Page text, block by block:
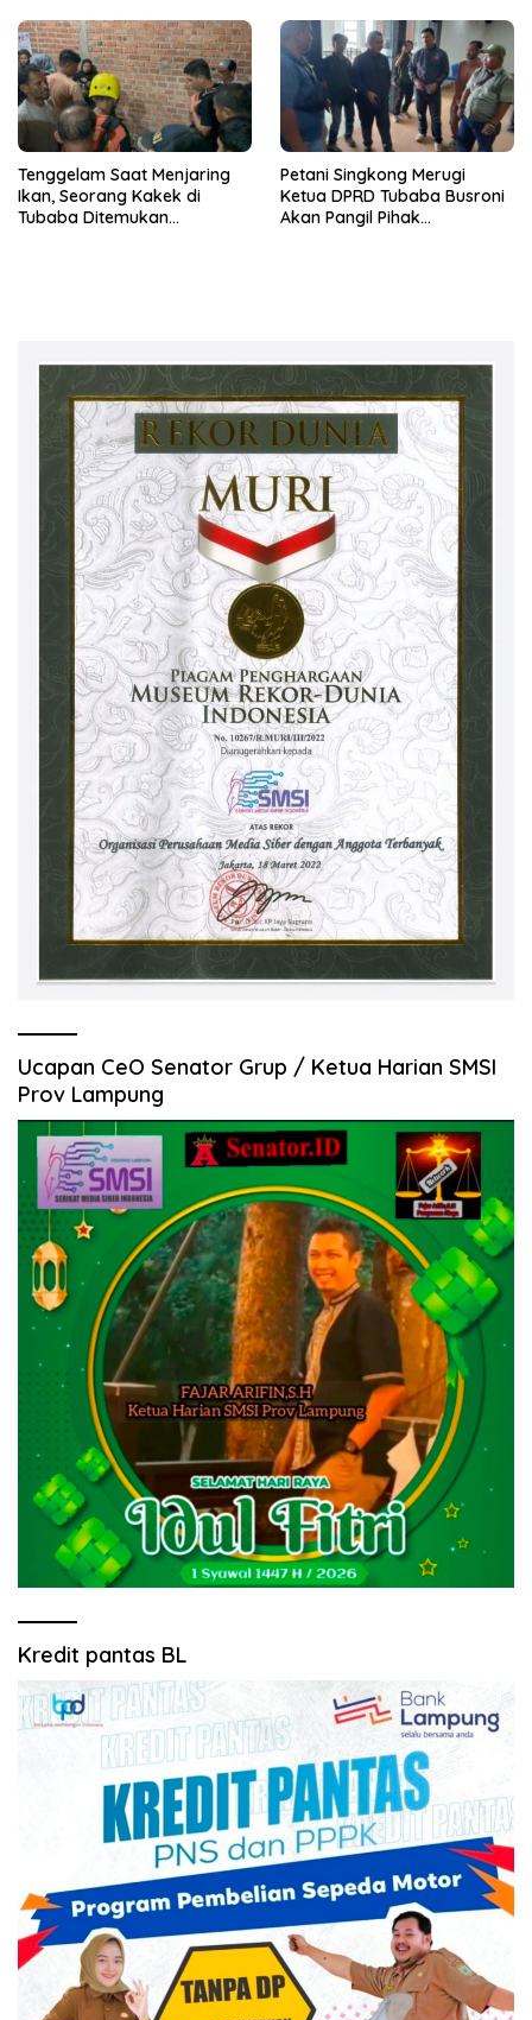
Tenggelam Saat Menjaring
Ikan, Seorang Kakek di
Tubaba Ditemukan
Petani Singkong Merugi
Ketua DPRD Tubaba Busroni
Akan Pangil Pihak
Ucapan CeO Senator Grup / Ketua Harian SMSI
Prov Lampung
Kredit pantas BL